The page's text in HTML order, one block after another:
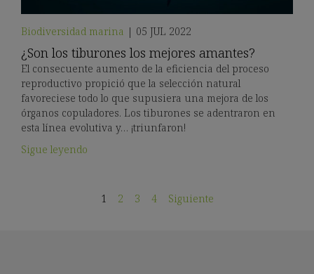
Biodiversidad marina | 05 JUL 2022
¿Son los tiburones los mejores amantes?
El consecuente aumento de la eficiencia del proceso
reproductivo propició que la selección natural
favoreciese todo lo que supusiera una mejora de los
órganos copuladores. Los tiburones se adentraron en
esta línea evolutiva y… ¡triunfaron!
Sigue leyendo
1 2 3 4 Siguiente